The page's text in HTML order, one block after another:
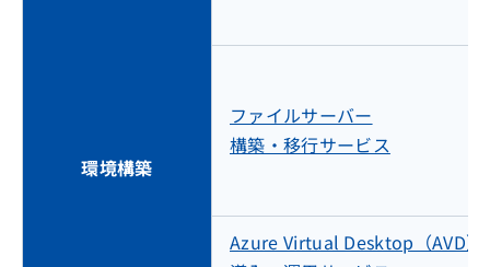
環境構築
ファイルサーバー
構築・移行サービス
Azure Virtual Desktop（AVD）